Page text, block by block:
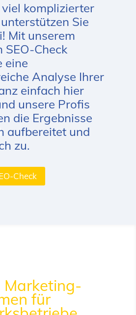
komplizierter
Sie
Mit unserem
SEO-Check
eine
Analyse Ihrer
einfach hier
unsere Profis
die Ergebnisse
aufbereitet und
zu.
Check
Marketing-
für